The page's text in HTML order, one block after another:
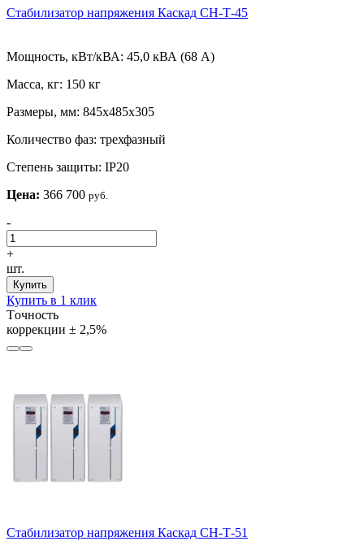
Стабилизатор напряжения Каскад СН-Т-45
Мощность, кВт/кВА: 45,0 кВА (68 А)
Масса, кг: 150 кг
Размеры, мм: 845х485х305
Количество фаз: трехфазный
Степень защиты: IP20
Цена: 366 700 руб.
-
+
шт.
Купить
Купить в 1 клик
Tочность
коррекции ± 2,5%
Стабилизатор напряжения Каскад СН-Т-51